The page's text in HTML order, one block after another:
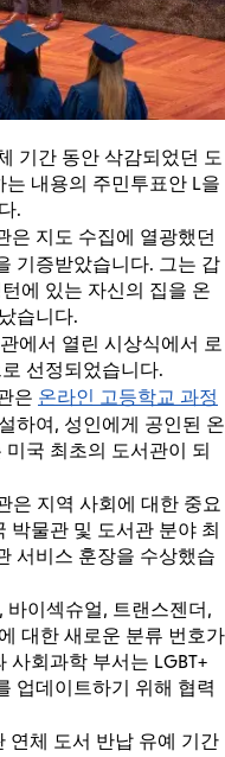
기간 동안 삭감되었던 도
내용의 주민투표안 L을
.
은 지도 수집에 열광했던
기증받았습니다. 그는 갑
에 있는 자신의 집을 온
습니다.
에서 열린 시상식에서 로
선정되었습니다.
은 온라인 고등학교 과정
하여, 성인에게 공인된 온
국 최초의 도서관이 되
은 지역 사회에 대한 중요
박물관 및 도서관 분야 최
서비스 훈장을 수상했습
바이섹슈얼, 트랜스젠더,
대한 새로운 분류 번호가
사회과학 부서는 LGBT+
업데이트하기 위해 협력
연체 도서 반납 유예 기간